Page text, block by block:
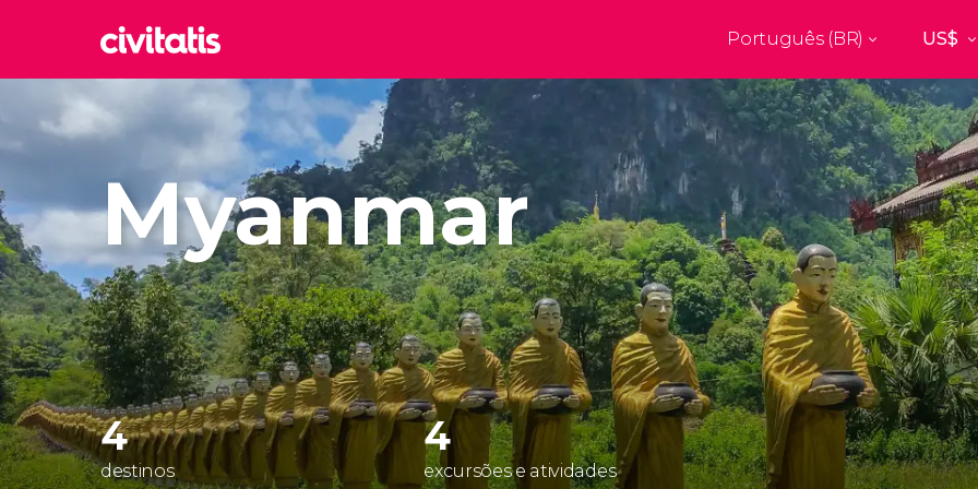
Top destinos
Roma
Itália
Paris
França
Nova
Estados
Londres
Reino Unido
Florença
Itália Hungria
Edimburgo
Reino Unido
Madrid
Espanha Espanha
Marrakech
Marrocos
Amsterdam
Holanda
Milão
Itália
Istambul
Turquia
Praga
República Tcheca
Porto
Portugal
Ver todos os destinos
Português (BR)
Myanmar
4
destinos
4
excursões e atividades